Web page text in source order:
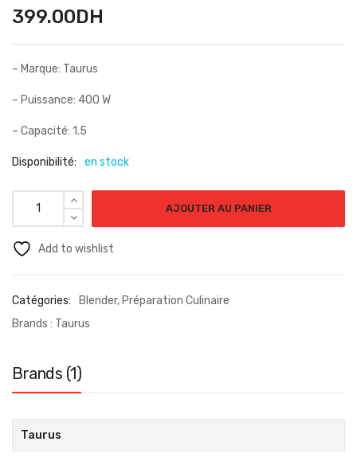
399.00DH
– Marque: Taurus
– Puissance: 400 W
– Capacité: 1.5
Disponibilité: en stock
AJOUTER AU PANIER
Add to wishlist
Catégories: Blender, Préparation Culinaire
Brands : Taurus
Brands (1)
Taurus